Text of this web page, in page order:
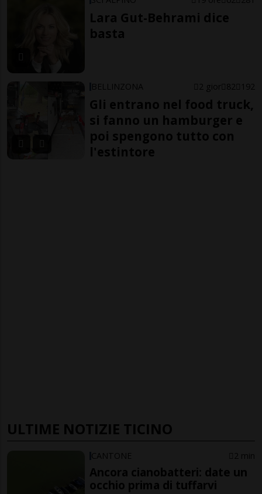
Lara Gut-Behrami dice
basta
BELLINZONA 2 gior 82 192
Gli entrano nel food truck,
si fanno un hamburger e
poi spengono tutto con
l'estintore
ULTIME NOTIZIE TICINO
CANTONE 2 min
Ancora cianobatteri: date un
occhio prima di tuffarvi